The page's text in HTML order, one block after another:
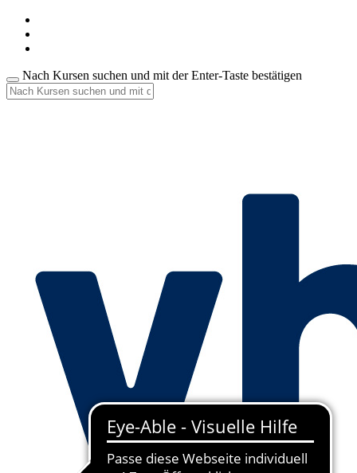
Nach Kursen suchen und mit der Enter-Taste bestätigen